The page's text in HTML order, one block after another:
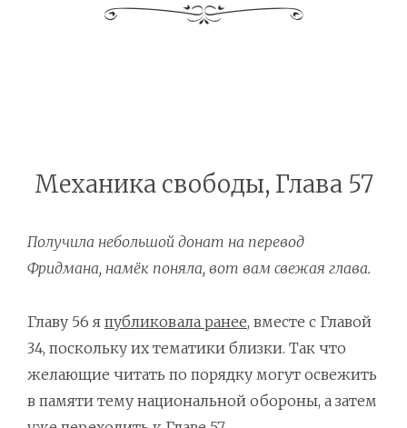
Механика свободы, Глава 57
Получила небольшой донат на перевод
Фридмана, намёк поняла, вот вам свежая глава.
Главу 56 я публиковала ранее, вместе с Главой
34, поскольку их тематики близки. Так что
желающие читать по порядку могут освежить
в памяти тему национальной обороны, а затем